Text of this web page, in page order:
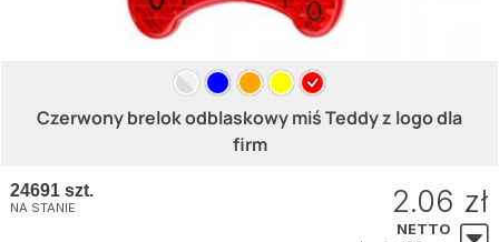
Czerwony brelok odblaskowy miś Teddy z logo dla
firm
24691 szt.
NA STANIE 2.06 zł
NETTO